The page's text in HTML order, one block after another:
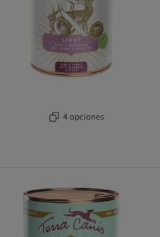
4 opciones